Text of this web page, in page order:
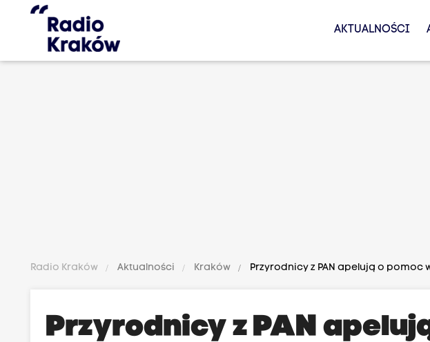
AKTUALNOŚCI
Radio Kraków Aktualności Kraków Przyrodnicy z PAN apelują o
Przyrodnicy z PAN